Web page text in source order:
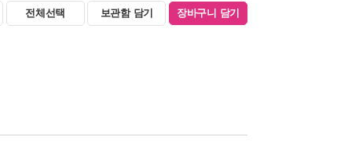
전체선택 보관함 담기 장바구니 담기